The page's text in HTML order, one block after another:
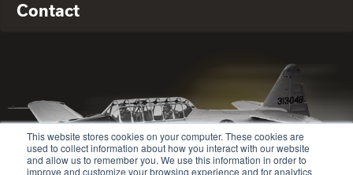
This website stores cookies on your computer. These cookies are
used to collect information about how you interact with our website
and allow us to remember you. We use this information in order to
improve and customize your browsing experience and for analytics
Contact